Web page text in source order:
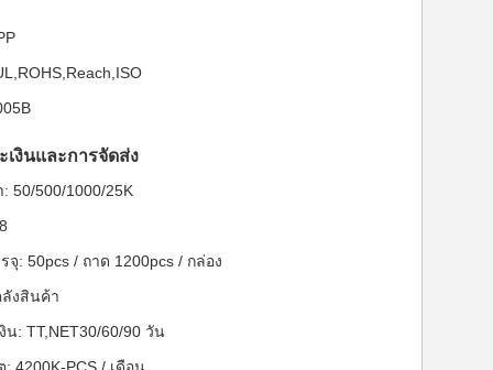
เงินและการจัดส่ง
50/500/1000/25K
จุ: 50pcs / ถาด 1200pcs / กล่อง
ลังสินค้า
น: TT,NET30/60/90 วัน